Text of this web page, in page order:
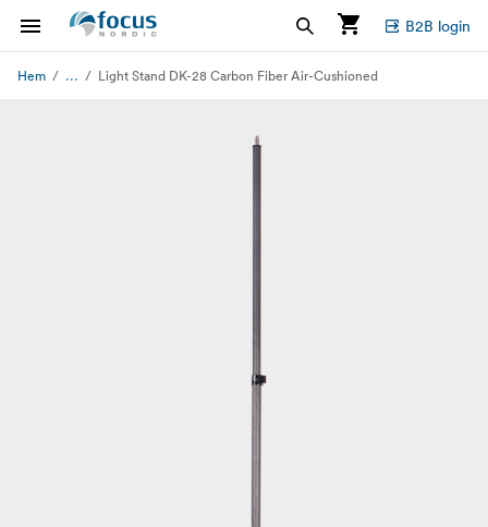
B2B login
Hem ... Light Stand DK-28 Carbon Fiber Air-Cushioned